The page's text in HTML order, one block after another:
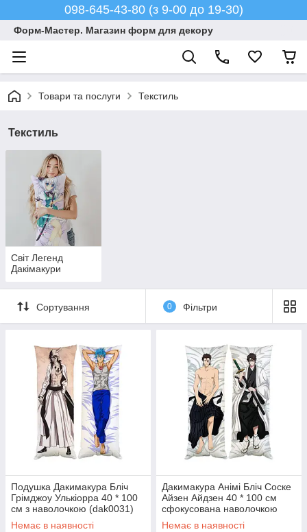
098-645-43-80 (з 9-00 до 19-30)
Форм-Мастер. Магазин форм для декору
Товари та послуги Текстиль
Текстиль
Світ Легенд
Дакімакури
Сортування 0 Фільтри
Подушка Дакимакура Бліч
Грімджоу Улькіорра 40 * 100
см з наволочкою (dak0031)
Немає в наявності
Дакимакура Анімі Бліч Соске
Айзен Айдзен 40 * 100 см
сфокусована наволочкою
(dak0570)
Немає в наявності